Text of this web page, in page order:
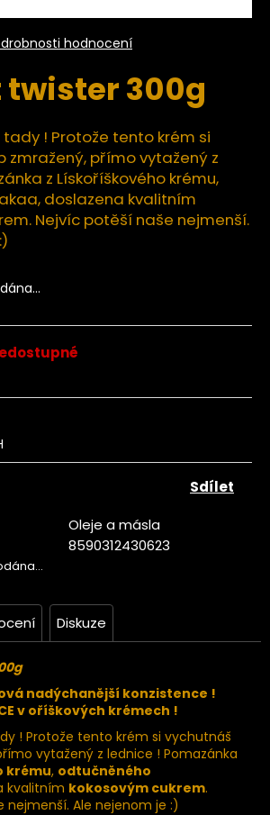
hodnocení
twister 300g
! Protože tento krém si
zmražený, přímo vytažený z
z Lískoříškového krému,
doslazena kvalitním
Nejvíc potěší naše nejmenší.
Oleje a másla
8590312430623
Sdílet
Diskuze
nadýchanější konzistence !
v oříškových krémech !
! Protože tento krém si vychutnáš
vytažený z lednice ! Pomazánka
krému, odtučně­ného
kvalitním kokosovým cukrem.
nejmenší. Ale nejenom je :)
HLEDAT